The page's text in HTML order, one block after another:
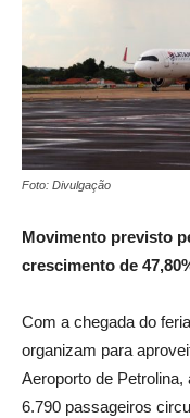
Foto: Divulgação
Movimento previsto
crescimento de
Com a chegada do
organizam para
Aeroporto de
6.790 passageiros